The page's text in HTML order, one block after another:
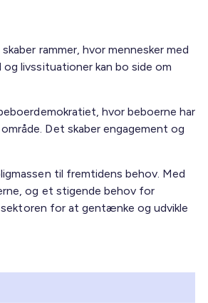
rammer, hvor mennesker med
livssituationer kan bo side om
hvor beboerne har
Det skaber engagement og
til fremtidens behov. Med
og et stigende behov for
for at gentænke og udvikle